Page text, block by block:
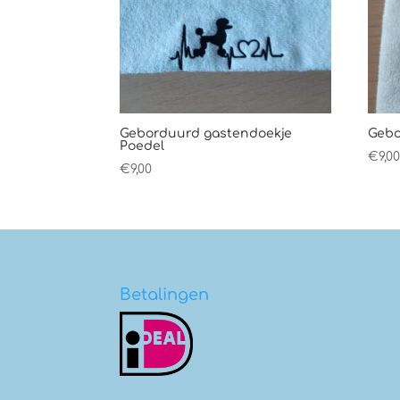
Geborduurd gastendoekje
Poedel
€9,00
€9,00
Betalingen